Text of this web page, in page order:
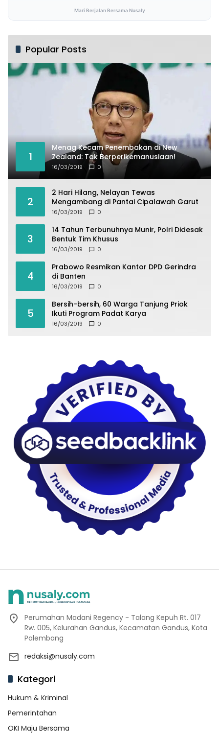
Mari Berjalan Bersama Nusaly
Popular Posts
1
Menag Kecam Penembakan di New
Zealand: Tak Berperikemanusiaan!
16/03/2019 0
2
2 Hari Hilang, Nelayan Tewas
Mengambang di Pantai Cipalawah Garut
16/03/2019 0
3
14 Tahun Terbunuhnya Munir, Polri Didesak
Bentuk Tim Khusus
16/03/2019 0
4
Prabowo Resmikan Kantor DPD Gerindra
di Banten
16/03/2019 0
5
Bersih-bersih, 60 Warga Tanjung Priok
Ikuti Program Padat Karya
16/03/2019 0
Perumahan Madani Regency - Talang Kepuh Rt. 017
Rw. 005, Kelurahan Gandus, Kecamatan Gandus, Kota
Palembang
redaksi@nusaly.com
Kategori
Hukum & Kriminal
Pemerintahan
OKI Maju Bersama